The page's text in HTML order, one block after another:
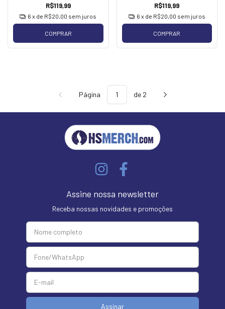
R$119,99
6 x de R$20,00 sem juros
COMPRAR
R$119,99
6 x de R$20,00 sem juros
COMPRAR
Página de 2
Assine nossa newsletter
Receba nossas novidades e promoções